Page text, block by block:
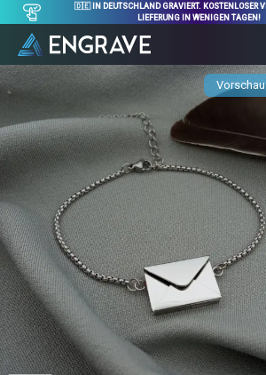
🇩🇪 IN DEUTSCHLAND GRAVIERT. KOSTENLOSER
LIEFERUNG IN WENIGEN TAGEN!